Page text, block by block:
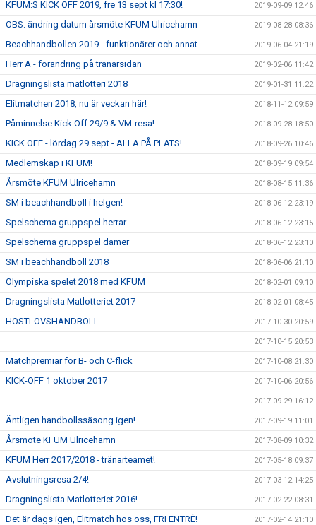
KFUM:S KICK OFF 2019, fre 13 sept kl 17:30! 2019-09-09 12:46
OBS: ändring datum årsmöte KFUM Ulricehamn 2019-08-28 08:36
Beachhandbollen 2019 - funktionärer och annat 2019-06-04 21:19
Herr A - förändring på tränarsidan 2019-02-06 11:42
Dragningslista matlotteri 2018 2019-01-31 11:22
Elitmatchen 2018, nu är veckan här! 2018-11-12 09:59
Påminnelse Kick Off 29/9 & VM-resa! 2018-09-28 18:50
KICK OFF - lördag 29 sept - ALLA PÅ PLATS! 2018-09-26 10:46
Medlemskap i KFUM! 2018-09-19 09:54
Årsmöte KFUM Ulricehamn 2018-08-15 11:36
SM i beachhandboll i helgen! 2018-06-12 23:19
Spelschema gruppspel herrar 2018-06-12 23:15
Spelschema gruppspel damer 2018-06-12 23:10
SM i beachhandboll 2018 2018-06-06 21:10
Olympiska spelet 2018 med KFUM 2018-02-01 09:10
Dragningslista Matlotteriet 2017 2018-02-01 08:45
HÖSTLOVSHANDBOLL 2017-10-30 20:59
2017-10-15 20:53
Matchpremiär för B- och C-flick 2017-10-08 21:30
KICK-OFF 1 oktober 2017 2017-10-06 20:56
2017-09-29 16:12
Äntligen handbollssäsong igen! 2017-09-19 11:01
Årsmöte KFUM Ulricehamn 2017-08-09 10:32
KFUM Herr 2017/2018 - tränarteamet! 2017-05-18 09:37
Avslutningsresa 2/4! 2017-03-12 14:25
Dragningslista Matlotteriet 2016! 2017-02-22 08:31
Det är dags igen, Elitmatch hos oss, FRI ENTRÈ! 2017-02-14 21:10